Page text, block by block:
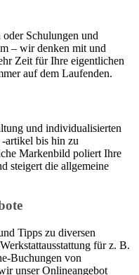
Schulungen und
– wir denken mit und
Zeit für Ihre eigentlichen
auf dem Laufenden.
und individualisierten
artikel bis hin zu
Markenbild poliert Ihre
steigert die allgemeine
Tipps zu diversen
für z. B.
Buchungen von
unser Onlineangebot